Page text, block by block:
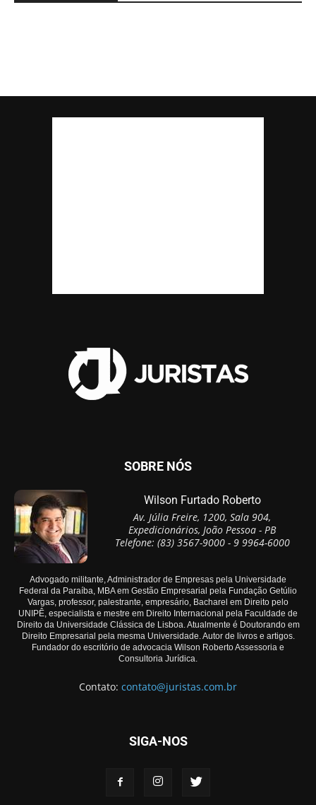
SOBRE NÓS
Wilson Furtado Roberto
Av. Júlia Freire, 1200, Sala 904,
Expedicionários, João Pessoa - PB
Telefone: (83) 3567-9000 - 9 9964-6000
Advogado militante, Administrador de Empresas pela Universidade
Federal da Paraíba, MBA em Gestão Empresarial pela Fundação Getúlio
Vargas, professor, palestrante, empresário, Bacharel em Direito pelo
UNIPÊ, especialista e mestre em Direito Internacional pela Faculdade de
Direito da Universidade Clássica de Lisboa. Atualmente é Doutorando em
Direito Empresarial pela mesma Universidade. Autor de livros e artigos.
Fundador do escritório de advocacia Wilson Roberto Assessoria e
Consultoria Jurídica.
Contato: contato@juristas.com.br
SIGA-NOS